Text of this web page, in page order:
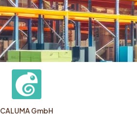
CALUMA GmbH